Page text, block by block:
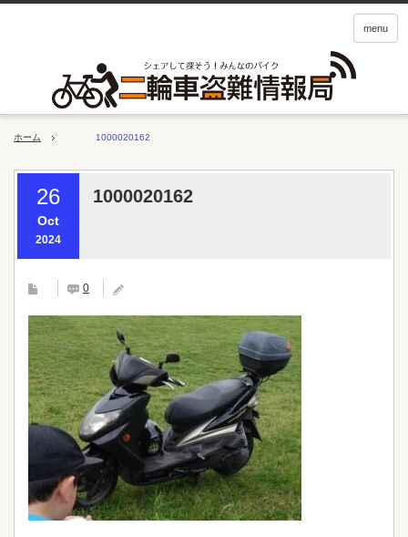
menu
ホーム 1000020162
26
Oct
2024
1000020162
0